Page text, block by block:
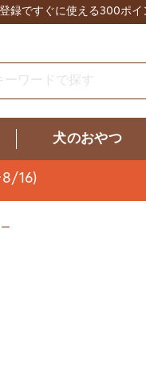
録ですぐに使える300ポイ
犬のおやつ
16)